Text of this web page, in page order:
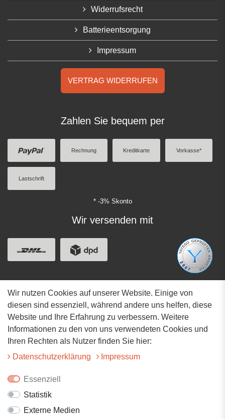
Widerrufsrecht
Batterieentsorgung
Impressum
VERTRAG WIDERRUFEN
Zahlen Sie bequem per
Rechnung Kreditkarte Vorkasse*
Lastschrift
* -3% Skonto
Wir versenden mit
Adresse
Hauptstrasse 34
73117 Wangen
07161-9566068
Wir nutzen Cookies auf unserer Website. Einige von
diesen sind essenziell, während andere uns helfen, diese
Website und Ihre Erfahrung zu verbessern. Weitere
Informationen zu den von uns verwendeten Cookies und
Ihren Rechten als Nutzer finden Sie hier:
Daten­schutz­erklärung
Impressum
Essenziell
Statistik
Externe Medien